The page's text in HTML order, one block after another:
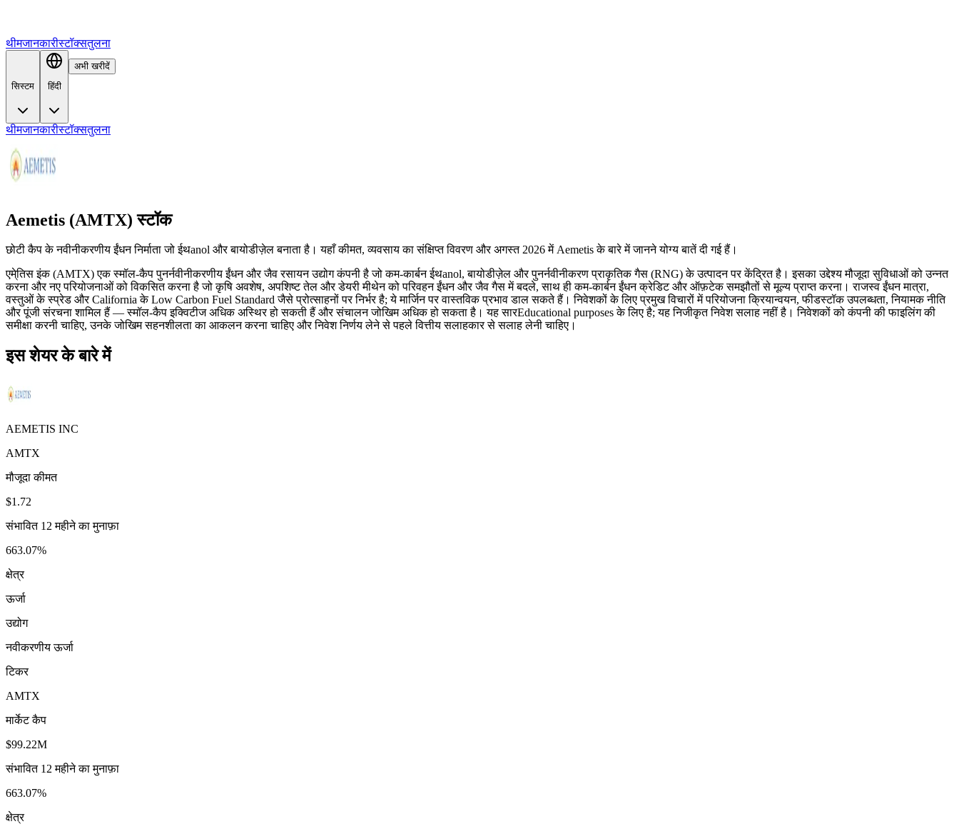
थीमजानकारीस्टॉक्सतुलना
सिस्टम हिंदी
अभी खरीदें
थीमजानकारीस्टॉक्सतुलना
Aemetis (AMTX) स्टॉक
छोटी कैप के नवीनीकरणीय ईंधन निर्माता जो ईथanol और बायोडीज़ेल बनाता है। यहाँ कीमत, व्यवसाय का संक्षिप्त विवरण और अगस्त 2026 में Aemetis के बारे में जानने योग्य बातें दी गई हैं।
एमे्तिस इंक (AMTX) एक स्मॉल-कैप पुनर्नवीनीकरणीय ईंधन और जैव रसायन उद्योग कंपनी है जो कम-कार्बन ईथanol, बायोडीज़ेल और पुनर्नवीनीकरण प्राकृतिक गैस (RNG) के उत्पादन पर केंद्रित है। इसका उद्देश्य मौजूदा सुविधाओं को उन्नत
करना और नए परियोजनाओं को विकसित करना है जो कृषि अवशेष, अपशिष्ट तेल और डेयरी मीथेन को परिवहन ईंधन और जैव गैस में बदले, साथ ही कम-कार्बन ईंधन क्रेडिट और ऑफ़टेक समझौतों से मूल्य प्राप्त करना। राजस्व ईंधन मात्रा,
वस्तुओं के स्प्रेड और California के Low Carbon Fuel Standard जैसे प्रोत्साहनों पर निर्भर है; ये मार्जिन पर वास्तविक प्रभाव डाल सकते हैं। निवेशकों के लिए प्रमुख विचारों में परियोजना क्रियान्वयन, फीडस्टॉक उपलब्धता, नियामक नीति
और पूंजी संरचना शामिल हैं — स्मॉल-कैप इक्विटीज अधिक अस्थिर हो सकती हैं और संचालन जोखिम अधिक हो सकता है। यह सारEducational purposes के लिए है; यह निजीकृत निवेश सलाह नहीं है। निवेशकों को कंपनी की फाइलिंग की
समीक्षा करनी चाहिए, उनके जोखिम सहनशीलता का आकलन करना चाहिए और निवेश निर्णय लेने से पहले वित्तीय सलाहकार से सलाह लेनी चाहिए।
इस शेयर के बारे में
AEMETIS INC
AMTX
मौजूदा कीमत
$1.72
संभावित 12 महीने का मुनाफ़ा
663.07%
क्षेत्र
ऊर्जा
उद्योग
नवीकरणीय ऊर्जा
टिकर
AMTX
मार्केट कैप
$99.22M
संभावित 12 महीने का मुनाफ़ा
663.07%
क्षेत्र